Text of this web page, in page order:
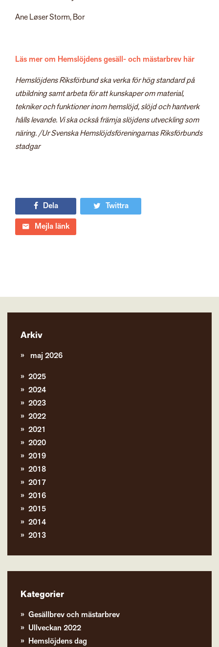
Ane Løser Storm, Bor
Läs mer om Hemslöjdens gesäll- och mästarbrev här
Hemslöjdens Riksförbund ska verka för hög standard på
utbildning samt arbeta för att kunskaper om material,
tekniker och funktioner inom hemslöjd, slöjd och hantverk
hålls levande. Vi ska också främja slöjdens utveckling som
näring. /Ur Svenska Hemslöjdsföreningarnas Riksförbunds
stadgar
Dela
Twittra
Mejla länk
Arkiv
maj 2026
2025
2024
2023
2022
2021
2020
2019
2018
2017
2016
2015
2014
2013
Kategorier
Gesällbrev och mästarbrev
Ullveckan 2022
Hemslöjdens dag